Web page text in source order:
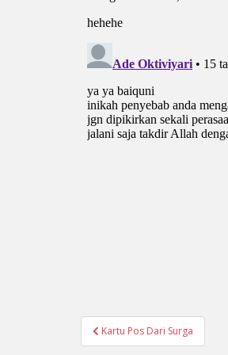
Navigasi
pos
Kartu Pos Dari Surga